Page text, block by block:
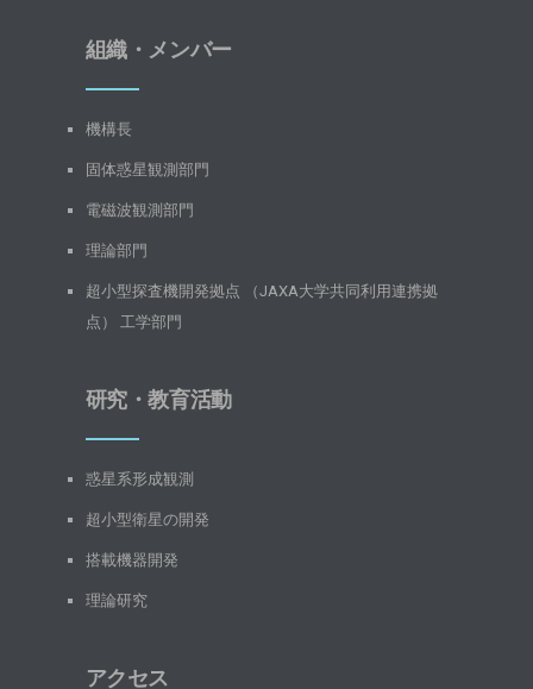
組織・メンバー
機構長
固体惑星観測部門
電磁波観測部門
理論部門
超小型探査機開発拠点 （JAXA大学共同利用連携拠
点） 工学部門
研究・教育活動
惑星系形成観測
超小型衛星の開発
搭載機器開発
理論研究
アクセス